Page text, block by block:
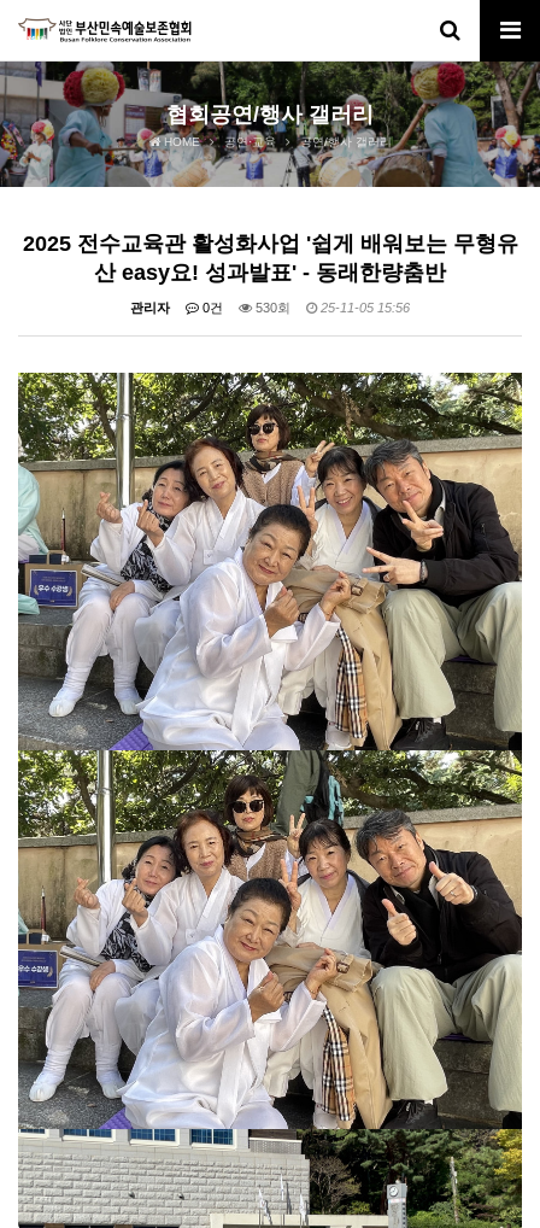
협회공연/행사 갤러리
HOME 공연·교육 공연/행사 갤러리
2025 전수교육관 활성화사업 '쉽게 배워보는 무형유
산 easy요! 성과발표' - 동래한량춤반
관리자 0건 530회 25-11-05 15:56